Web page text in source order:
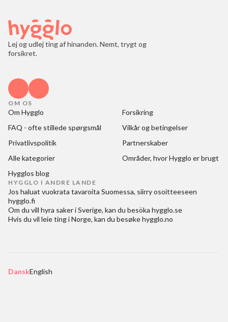
Lej og udlej ting af hinanden. Nemt, trygt og
forsikret.
OM OS
Om Hygglo
Forsikring
FAQ - ofte stillede spørgsmål
Vilkår og betingelser
Privatlivspolitik
Partnerskaber
Alle kategorier
Områder, hvor Hygglo er brugt
Hygglos blog
HYGGLO I ANDRE LANDE
Jos haluat vuokrata tavaroita Suomessa, siirry osoitteeseen
hygglo.fi
Om du vill hyra saker i Sverige, kan du besöka hygglo.se
Hvis du vil leie ting i Norge, kan du besøkehygglo.no
DanskEnglish